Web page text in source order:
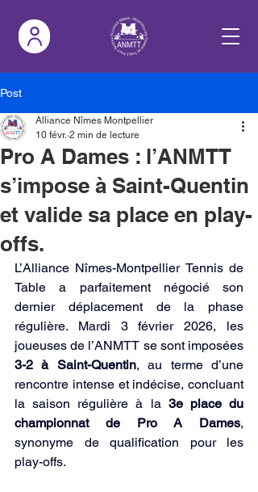
Post
Pro A Dames : l’ANMTT
s’impose à Saint-Quentin
et valide sa place en play-
offs.
Alliance Nîmes Montpellier
10 févr. 2 min de lecture
L’Alliance Nîmes-Montpellier Tennis de
Table a parfaitement négocié son
dernier déplacement de la phase
régulière. Mardi 3 février 2026, les
3-2 à Saint-Quentin, au terme d’une
rencontre intense et indécise, concluant
la saison régulière à la 3e place du
championnat de Pro A Dames,
synonyme de qualification pour les
play-offs.